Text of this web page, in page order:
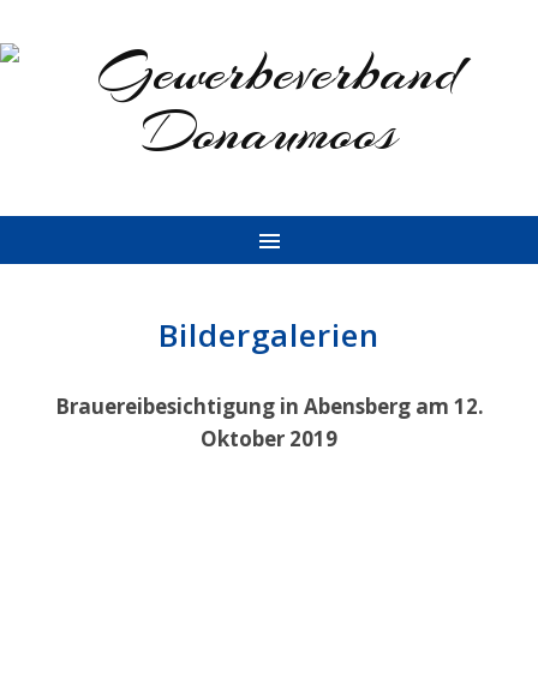
Bildergalerien
Brauereibesichtigung in Abensberg am 12.
Oktober 2019